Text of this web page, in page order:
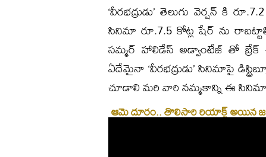
‘వీరభద్రుడు’ తెలుగు వెర్షన్ కి
సినిమా రూ.7.5 కోట్ల షేర్ ను
సమ్మర్ హాలిడేస్ అడ్వాంటేజ్ తో
ఏదేమైనా ‘వీరభద్రుడు’ సినిమాపై
చూడాలి మరి వారి నమ్మకాన్ని ఈ
ఆమె దూరం.. తొలిసారి రియాక్ట్ అయిన